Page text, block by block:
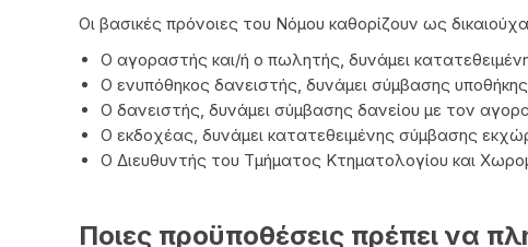
Οι βασικές πρόνοιες του Νόμου καθορίζουν ως
Ο αγοραστής και/ή ο πωλητής, δυνάμει
Ο ενυπόθηκος δανειστής, δυνάμει σύμβασης υποθήκης,
Ο δανειστής, δυνάμει σύμβασης δανείου με τον
Ο εκδοχέας, δυνάμει κατατεθειμένης σύμβασης
Ο Διευθυντής του Τμήματος Κτηματολογίου και
Ποιες προϋποθέσεις πρέπει να